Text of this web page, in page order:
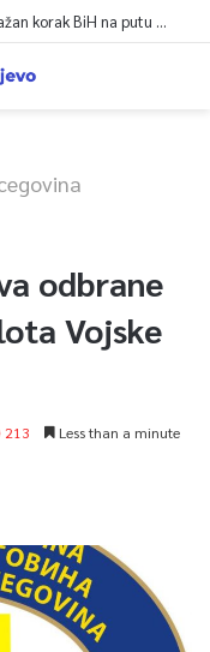
Soreca: Zahtjev za pristupanje SEPA-i važan korak BiH na putu ka EU
odbrane
Vojske
213 Less than a minute